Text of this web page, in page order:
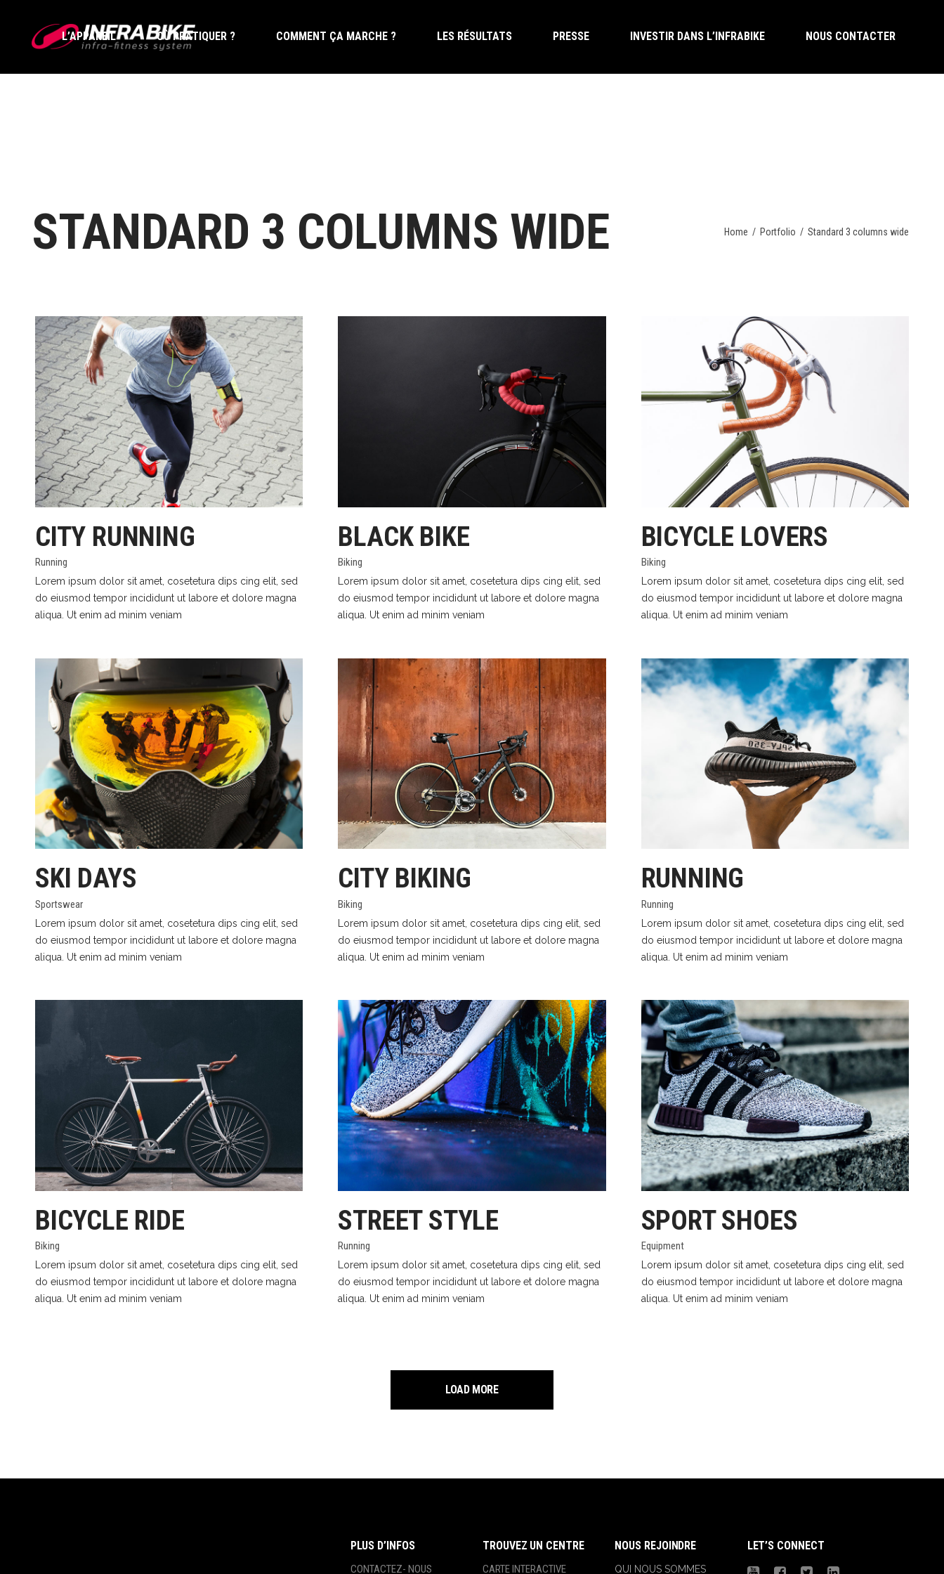
L’APPAREIL OÙ PRATIQUER ? COMMENT ÇA MARCHE ? LES RÉSULTATS PRESSE INVESTIR DANS L’INFRABIKE NOUS CONTACTER
STANDARD 3 COLUMNS WIDE Home / Portfolio / Standard 3 columns wide
CITY RUNNING
Running
Lorem ipsum dolor sit amet, cosetetura dips cing elit, sed
do eiusmod tempor incididunt ut labore et dolore magna
aliqua. Ut enim ad minim veniam
BLACK BIKE
Biking
Lorem ipsum dolor sit amet, cosetetura dips cing elit, sed
do eiusmod tempor incididunt ut labore et dolore magna
aliqua. Ut enim ad minim veniam
BICYCLE LOVERS
Biking
Lorem ipsum dolor sit amet, cosetetura dips cing elit, sed
do eiusmod tempor incididunt ut labore et dolore magna
aliqua. Ut enim ad minim veniam
SKI DAYS
Sportswear
Lorem ipsum dolor sit amet, cosetetura dips cing elit, sed
do eiusmod tempor incididunt ut labore et dolore magna
aliqua. Ut enim ad minim veniam
CITY BIKING
Biking
Lorem ipsum dolor sit amet, cosetetura dips cing elit, sed
do eiusmod tempor incididunt ut labore et dolore magna
aliqua. Ut enim ad minim veniam
RUNNING
Running
Lorem ipsum dolor sit amet, cosetetura dips cing elit, sed
do eiusmod tempor incididunt ut labore et dolore magna
aliqua. Ut enim ad minim veniam
BICYCLE RIDE
Biking
Lorem ipsum dolor sit amet, cosetetura dips cing elit, sed
do eiusmod tempor incididunt ut labore et dolore magna
aliqua. Ut enim ad minim veniam
STREET STYLE
Running
Lorem ipsum dolor sit amet, cosetetura dips cing elit, sed
do eiusmod tempor incididunt ut labore et dolore magna
aliqua. Ut enim ad minim veniam
SPORT SHOES
Equipment
Lorem ipsum dolor sit amet, cosetetura dips cing elit, sed
do eiusmod tempor incididunt ut labore et dolore magna
aliqua. Ut enim ad minim veniam
LOAD MORE
PLUS D’INFOS
CONTACTEZ- NOUS
TROUVEZ UN CENTRE
CARTE INTERACTIVE
NOUS REJOINDRE
QUI NOUS SOMMES
LET’S CONNECT